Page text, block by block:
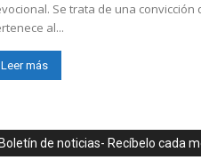
Se trata de una convicción
al...
Leer más
Boletín de noticias- Recíbelo cada